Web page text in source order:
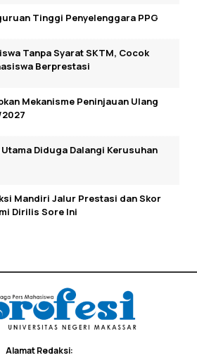
Tinggi Penyelenggara PPG
Tanpa Syarat SKTM, Cocok
Berprestasi
Mekanisme Peninjauan Ulang
Utama Diduga Dalangi Kerusuhan
Mandiri Jalur Prestasi dan Skor
Dirilis Sore Ini
Alamat Redaksi: